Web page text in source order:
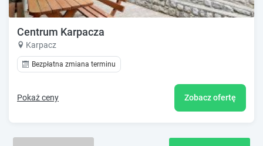
Centrum Karpacza
Karpacz
Bezpłatna zmiana terminu
Pokaż ceny Zobacz ofertę